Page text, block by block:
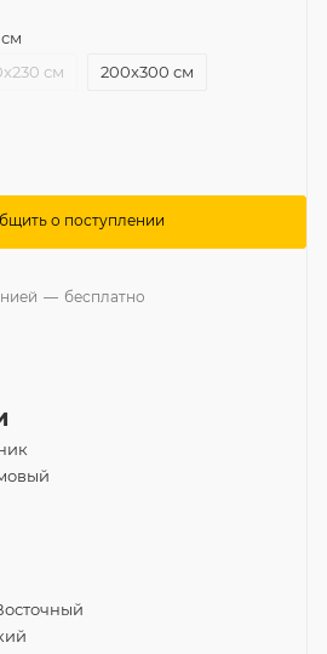
см 200x300 см
о поступлении
— бесплатно